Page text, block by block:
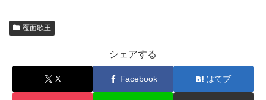
覆面歌王
シェアする
X Facebook はてブ